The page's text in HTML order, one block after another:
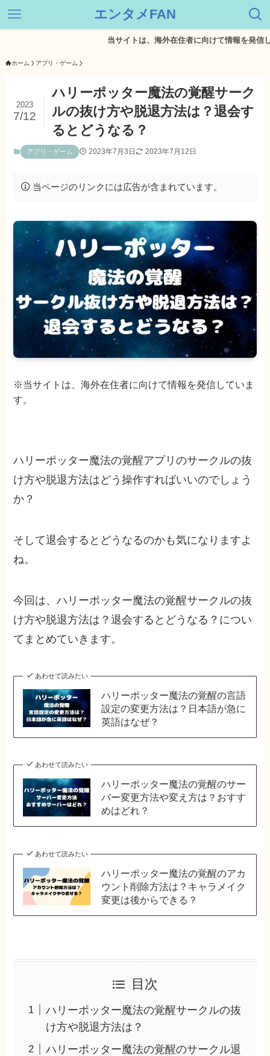
エンタメFAN
当サイトは、海外在住者に向けて情報を発信していま
ホーム アプリ・ゲーム
ハリーポッター魔法の覚醒サーク
ルの抜け方や脱退方法は？退会す
るとどうなる？
2023
7/12
アプリ・ゲーム 2023年7月3日 2023年7月12日
当ページのリンクには広告が含まれています。
※当サイトは、海外在住者に向けて情報を発信していま
す。
ハリーポッター魔法の覚醒アプリのサークルの抜
け方や脱退方法はどう操作すればいいのでしょう
か？
そして退会するとどうなるのかも気になりますよ
ね。
今回は、ハリーポッター魔法の覚醒サークルの抜
け方や脱退方法は？退会するとどうなる？につい
てまとめていきます。
あわせて読みたい
ハリーポッター魔法の覚醒の言語
設定の変更方法は？日本語が急に
英語はなぜ？
あわせて読みたい
ハリーポッター魔法の覚醒のサー
バー変更方法や変え方は？おすす
めはどれ？
あわせて読みたい
ハリーポッター魔法の覚醒のアカ
ウント削除方法は？キャラメイク
変更は後からできる？
目次
ハリーポッター魔法の覚醒サークルの抜
け方や脱退方法は？
ハリーポッター魔法の覚醒のサークル退